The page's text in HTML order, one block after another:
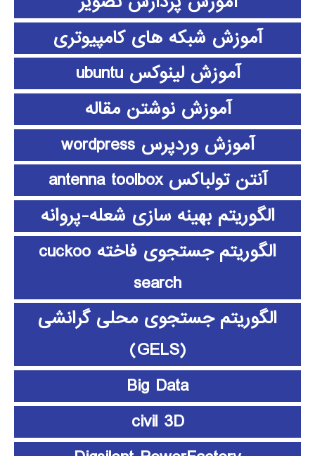
آموزش شبکه های کامپیوتری
آموزش لینوکس ubuntu
آموزش نوشتن مقاله
آموزش وردپرس wordpress
آنتن تولباکس antenna toolbox
الگوریتم بهینه سازی شعله-پروانه
الگوریتم جستجوی فاخته cuckoo
search
الگوریتم جستجوی محلی گرانشی
(GELS)
Big Data
civil 3D